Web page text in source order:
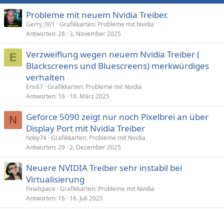
Probleme mit neuem Nvidia Treiber.
Gerry_001
Grafikkarten: Probleme mit Nvidia
Antworten 28 3. November 2025
E
Verzweiflung wegen neuem Nvidia Treiber (
Blackscreens und Bluescreens) merkwürdiges
verhalten
Ens67 Grafikkarten: Probleme mit Nvidia
Antworten 16 18. März 2025
N
Geforce 5090 zeigt nur noch Pixelbrei an über
Display Port mit Nvidia Treiber
noby74 Grafikkarten: Probleme mit Nvidia
Antworten 29 2. Dezember 2025
Neuere NVIDIA Treiber sehr instabil bei
Virtualisierung
Finalspace Grafikkarten: Probleme mit Nvidia
Antworten 16 16. Juli 2025